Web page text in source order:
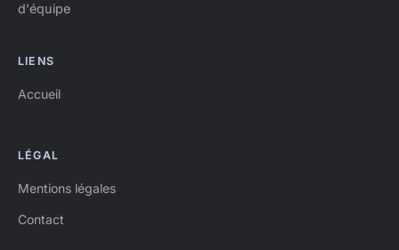
d'équipe
LIENS
Accueil
LÉGAL
Mentions légales
Contact